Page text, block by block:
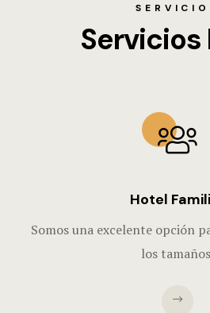
Servicios
Hotel
Somos una excelente opción
los